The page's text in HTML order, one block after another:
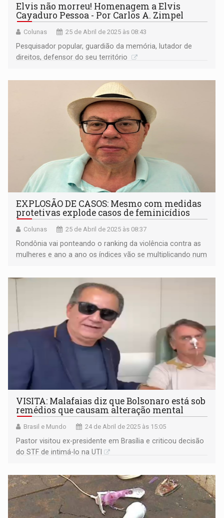
Elvis não morreu! Homenagem a Elvis
Cayaduro Pessoa - Por Carlos A. Zimpel
Colunas 25 de Abril de 2025 às 08:43
Pesquisador popular, guardião da memória, lutador de
direitos, defensor do seu território
EXPLOSÃO DE CASOS: Mesmo com medidas
protetivas explode casos de feminicídios
Colunas 25 de Abril de 2025 às 08:37
Rondônia vai ponteando o ranking da violência contra as
mulheres e ano a ano os índices vão se multiplicando num
VISITA: Malafaias diz que Bolsonaro está sob
remédios que causam alteração mental
Brasil e Mundo 24 de Abril de 2025 às 15:05
Pastor visitou ex-presidente em Brasília e criticou decisão
do STF de intimá-lo na UTI